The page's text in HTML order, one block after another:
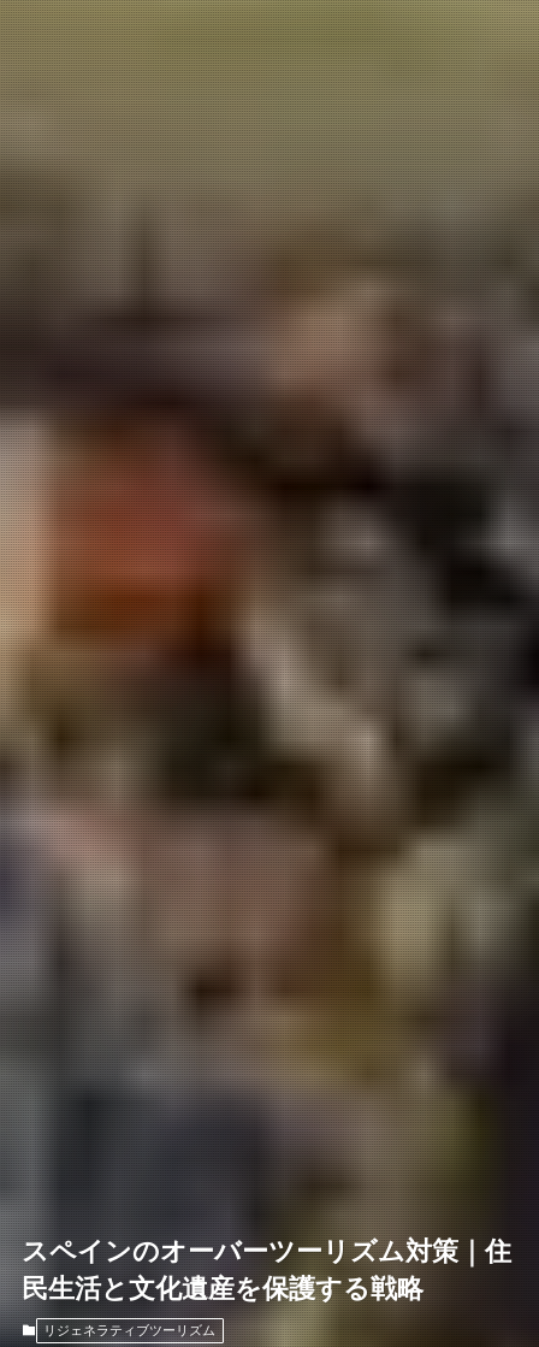
スペインのオーバーツーリズム対策｜住
民生活と文化遺産を保護する戦略
リジェネラティブツーリズム